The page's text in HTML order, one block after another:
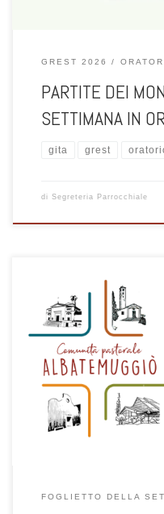
GREST 2026
PARTITE DEI
SETTIMANA IN
gita grest
di Segreteria Parrocchiale
FOGLIETTO DELLA